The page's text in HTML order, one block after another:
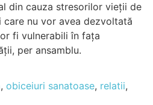
din cauza stresorilor vieții de
nu vor avea dezvoltată
fi vulnerabili în fața
per ansamblu.
, obiceiuri sanatoase, relatii,